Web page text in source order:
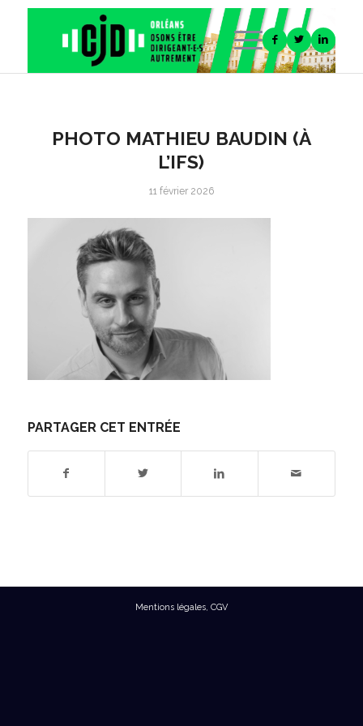
PHOTO MATHIEU BAUDIN (À
L’IFS)
11 février 2026
PARTAGER CET ENTRÉE
Mentions légales, CGV